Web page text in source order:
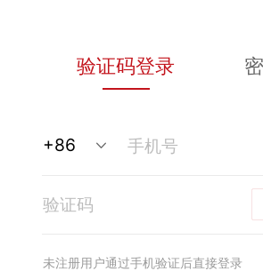
验证码登录
未注册用户通过手机验证后直接登录